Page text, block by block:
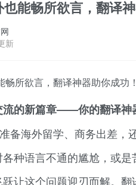
能畅所欲言，翻译
新
畅所欲言，翻译神器助你成功
流的新篇章——你的翻译神
备海外留学、商务出差，
种语言不通的尴尬，或
让这个问题迎刃而解。